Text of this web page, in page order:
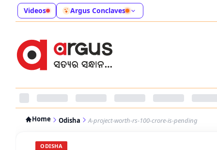
Videos Argus Conclaves
Home Odisha A-project-worth-rs-100-crore-is-pending
ODISHA